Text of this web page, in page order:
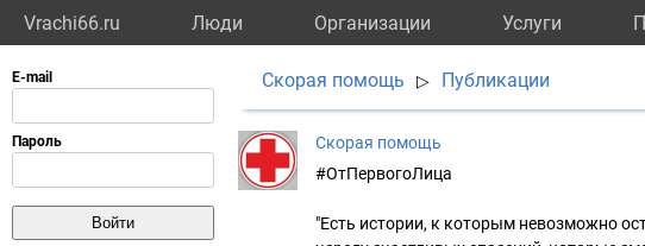
Vrachi66.ru Люди Организации Услуги
Скорая помощь ▷ Публикации
Скорая помощь
#ОтПервогоЛица
"Есть истории, к которым невозможно